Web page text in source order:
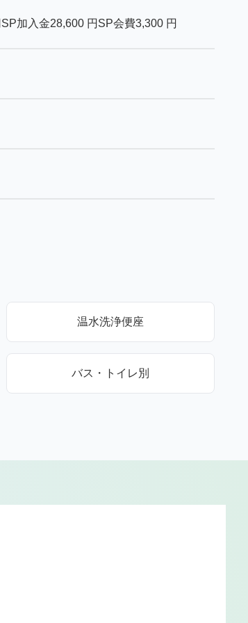
SP加入金28,600 円 SP会費3,300 円
温水洗浄便座
バス・トイレ別